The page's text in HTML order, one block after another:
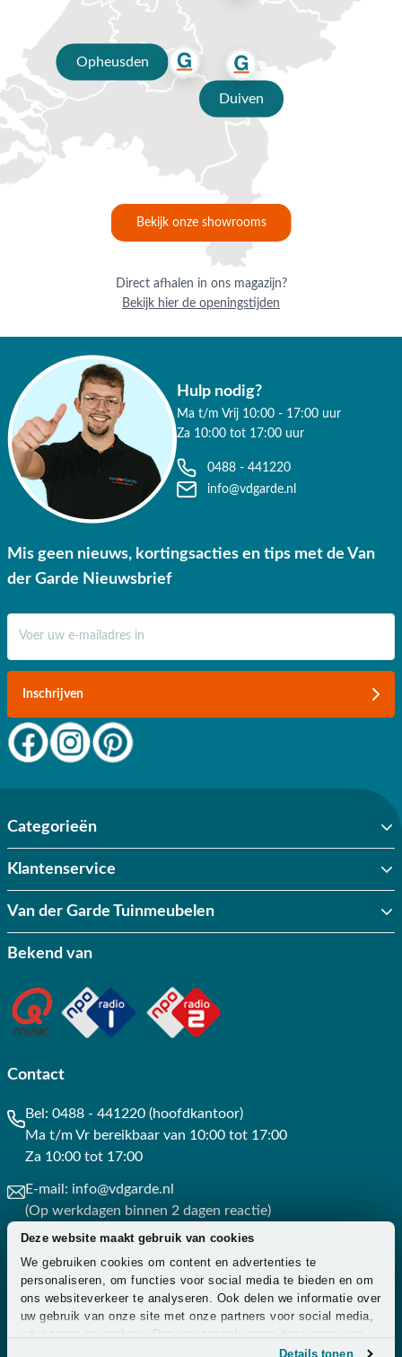
Deze website maakt gebruik van cookies
We gebruiken cookies om content en advertenties te
personaliseren, om functies voor social media te bieden en om
ons websiteverkeer te analyseren. Ook delen we informatie over
uw gebruik van onze site met onze partners voor social media,
adverteren en analyse. Deze partners kunnen deze gegevens
combineren met andere informatie die u aan ze heeft verstrekt
Details tonen
Opheusden
Duiven
Bekijk onze showrooms
Direct afhalen in ons magazijn?
Bekijk hier de openingstijden
Hulp nodig?
Ma t/m Vrij 10:00 - 17:00 uur
Za 10:00 tot 17:00 uur
0488 - 441220
info@vdgarde.nl
Mis geen nieuws, kortingsacties en tips met de Van
der Garde Nieuwsbrief
Inschrijven
Categorieën
Klantenservice
Van der Garde Tuinmeubelen
Bekend van
Contact
Bel: 0488 - 441220 (hoofdkantoor)
Ma t/m Vr bereikbaar van 10:00 tot 17:00
Za 10:00 tot 17:00
E-mail: info@vdgarde.nl
(Op werkdagen binnen 2 dagen reactie)
Whatsapp: 0488441220
(Op werkdagen binnen 3 uur reactie)
Contact